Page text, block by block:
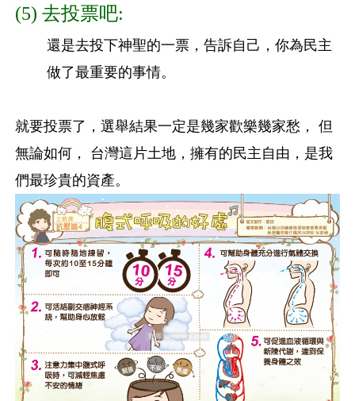
(5) 去投票吧:
還是去投下神聖的一票，告訴自己，你為民主
做了最重要的事情。
就要投票了，選舉結果一定是幾家歡樂幾家愁， 但
無論如何， 台灣這片土地，擁有的民主自由，是我
們最珍貴的資產。